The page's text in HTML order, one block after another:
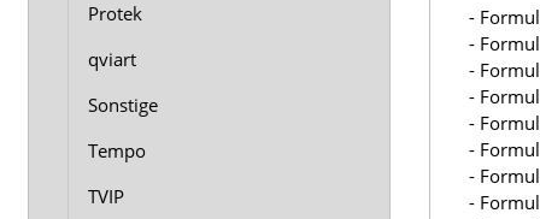
-
-
-
-
-
-
-
-
Protek
qviart
Sonstige
Tempo
TVIP